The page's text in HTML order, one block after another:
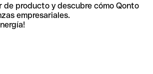
producto y descubre cómo Qonto
empresariales.